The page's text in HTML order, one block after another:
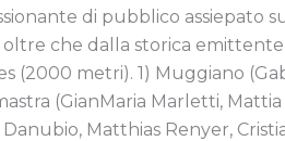
di pubblico assiepato
oltre che dalla storica emittente
(2000 metri). 1) Muggiano
(GianMaria Marletti,
Matthias Renyer,